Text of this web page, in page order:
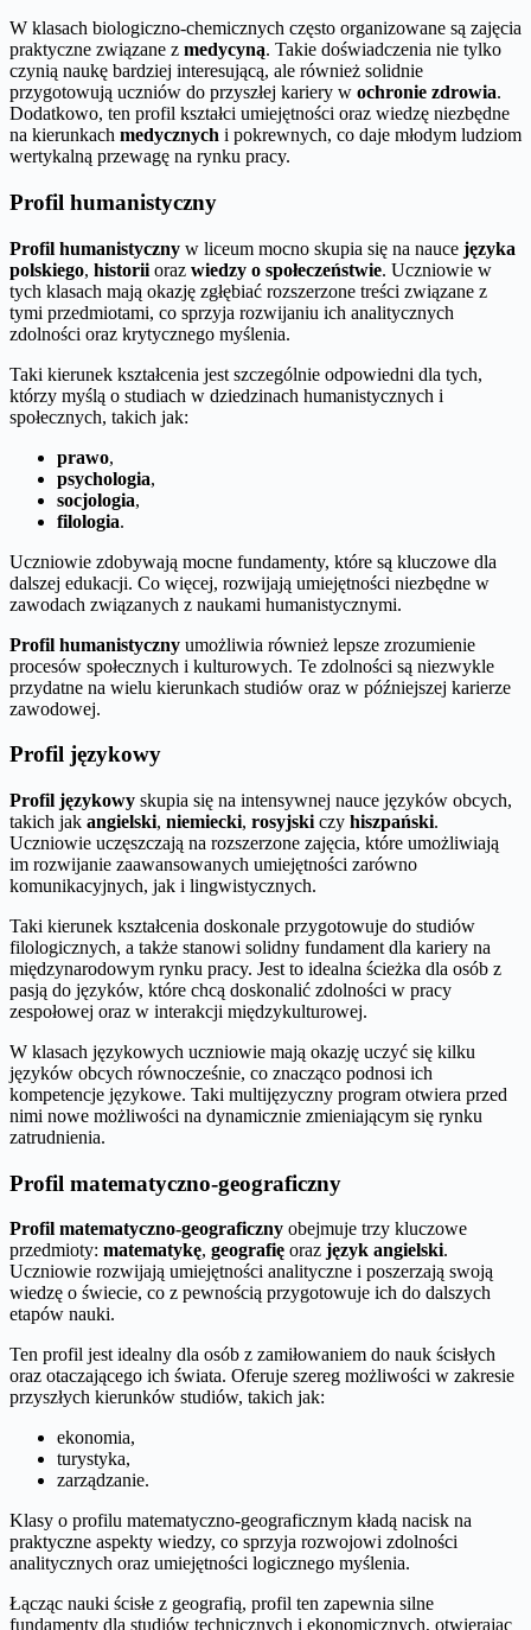
W klasach biologiczno-chemicznych często organizowane są zajęcia
praktyczne związane z medycyną. Takie doświadczenia nie tylko
czynią naukę bardziej interesującą, ale również solidnie
przygotowują uczniów do przyszłej kariery w ochronie zdrowia.
Dodatkowo, ten profil kształci umiejętności oraz wiedzę niezbędne
na kierunkach medycznych i pokrewnych, co daje młodym ludziom
wertykalną przewagę na rynku pracy.
Profil humanistyczny
Profil humanistyczny w liceum mocno skupia się na nauce języka
polskiego, historii oraz wiedzy o społeczeństwie. Uczniowie w
tych klasach mają okazję zgłębiać rozszerzone treści związane z
tymi przedmiotami, co sprzyja rozwijaniu ich analitycznych
zdolności oraz krytycznego myślenia.
Taki kierunek kształcenia jest szczególnie odpowiedni dla tych,
którzy myślą o studiach w dziedzinach humanistycznych i
społecznych, takich jak:
prawo,
psychologia,
socjologia,
filologia.
Uczniowie zdobywają mocne fundamenty, które są kluczowe dla
dalszej edukacji. Co więcej, rozwijają umiejętności niezbędne w
zawodach związanych z naukami humanistycznymi.
Profil humanistyczny umożliwia również lepsze zrozumienie
procesów społecznych i kulturowych. Te zdolności są niezwykle
przydatne na wielu kierunkach studiów oraz w późniejszej karierze
zawodowej.
Profil językowy
Profil językowy skupia się na intensywnej nauce języków obcych,
takich jak angielski, niemiecki, rosyjski czy hiszpański.
Uczniowie uczęszczają na rozszerzone zajęcia, które umożliwiają
im rozwijanie zaawansowanych umiejętności zarówno
komunikacyjnych, jak i lingwistycznych.
Taki kierunek kształcenia doskonale przygotowuje do studiów
filologicznych, a także stanowi solidny fundament dla kariery na
międzynarodowym rynku pracy. Jest to idealna ścieżka dla osób z
pasją do języków, które chcą doskonalić zdolności w pracy
zespołowej oraz w interakcji międzykulturowej.
W klasach językowych uczniowie mają okazję uczyć się kilku
języków obcych równocześnie, co znacząco podnosi ich
kompetencje językowe. Taki multijęzyczny program otwiera przed
nimi nowe możliwości na dynamicznie zmieniającym się rynku
zatrudnienia.
Profil matematyczno-geograficzny
Profil matematyczno-geograficzny obejmuje trzy kluczowe
przedmioty: matematykę, geografię oraz język angielski.
Uczniowie rozwijają umiejętności analityczne i poszerzają swoją
wiedzę o świecie, co z pewnością przygotowuje ich do dalszych
etapów nauki.
Ten profil jest idealny dla osób z zamiłowaniem do nauk ścisłych
oraz otaczającego ich świata. Oferuje szereg możliwości w zakresie
przyszłych kierunków studiów, takich jak:
ekonomia,
turystyka,
zarządzanie.
Klasy o profilu matematyczno-geograficznym kładą nacisk na
praktyczne aspekty wiedzy, co sprzyja rozwojowi zdolności
analitycznych oraz umiejętności logicznego myślenia.
Łącząc nauki ścisłe z geografią, profil ten zapewnia silne
fundamenty dla studiów technicznych i ekonomicznych, otwierając